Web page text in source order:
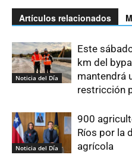
Artículos relacionados
Noticia del Día
Este
km del
mantendrá
restricción
Noticia del Día
900
Ríos por la
agrícola